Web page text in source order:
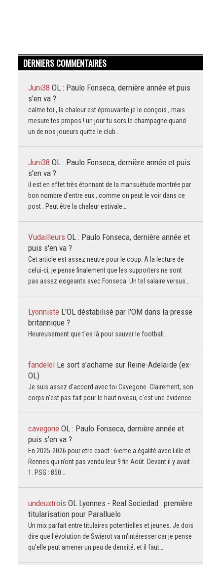
DERNIERS COMMENTAIRES
Juni38 OL : Paulo Fonseca, dernière année et puis
s'en va ?
calme toi , la chaleur est éprouvante je le conçois , mais
mesure tes propos ! un jour tu sors le champagne quand
un de nos joueurs quitte le club…
Juni38 OL : Paulo Fonseca, dernière année et puis
s'en va ?
il est en effet très étonnant de la mansuétude montrée par
bon nombre d'entre eux , comme on peut le voir dans ce
post . Peut être la chaleur estivale…
Vudailleurs OL : Paulo Fonseca, dernière année et
puis s'en va ?
Cet article est assez neutre pour le coup. A la lecture de
celui-ci, je pense finalement que les supporters ne sont
pas assez exigeants avec Fonseca. Un tel salaire versus…
Lyonniste L'OL déstabilisé par l'OM dans la presse
britannique ?
Heureusement que t'es là pour sauver le football.
fandelol Le sort s’acharne sur Reine-Adelaïde (ex-
OL)
Je suis assez d'accord avec toi Cavegone. Clairement, son
corps n'est pas fait pour le haut niveau, c'est une évidence.
cavegone OL : Paulo Fonseca, dernière année et
puis s'en va ?
En 2025-2026 pour etre exact : 6ieme a égalité avec Lille et
Rennes qui n’ont pas vendu leur 9 fin Août. Devant il y avait :
1. PSG : 850…
undeuxtrois OL Lyonnes - Real Sociedad : première
titularisation pour Paralluelo
Un mix parfait entre titulaires potentielles et jeunes. Je dois
dire que l'évolution de Swierot va m'intéresser car je pense
qu'elle peut amener un peu de densité, et il faut…